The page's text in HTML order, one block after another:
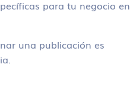
para tu negocio en
una publicación es